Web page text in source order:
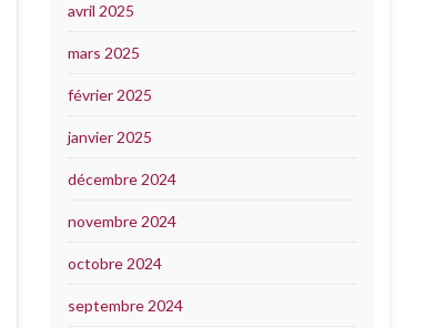
avril 2025
mars 2025
février 2025
janvier 2025
décembre 2024
novembre 2024
octobre 2024
septembre 2024